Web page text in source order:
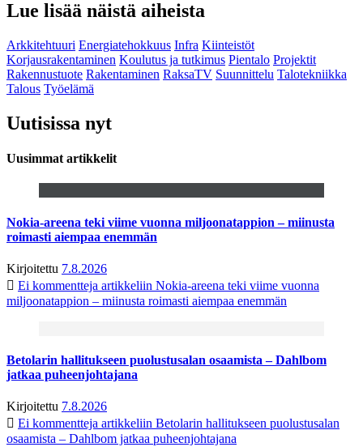
Lue lisää näistä aiheista
Arkkitehtuuri Energiatehokkuus Infra Kiinteistöt
Korjausrakentaminen Koulutus ja tutkimus Pientalo Projektit
Rakennustuote Rakentaminen RaksaTV Suunnittelu Talotekniikka
Talous Työelämä
Uutisissa nyt
Uusimmat artikkelit
Nokia-areena teki viime vuonna miljoonatappion – miinusta
roimasti aiempaa enemmän
Kirjoitettu 7.8.2026
Ei kommentteja artikkeliin Nokia-areena teki viime vuonna
miljoonatappion – miinusta roimasti aiempaa enemmän
Betolarin hallitukseen puolustusalan osaamista – Dahlbom
jatkaa puheenjohtajana
Kirjoitettu 7.8.2026
Ei kommentteja artikkeliin Betolarin hallitukseen puolustusalan
osaamista – Dahlbom jatkaa puheenjohtajana